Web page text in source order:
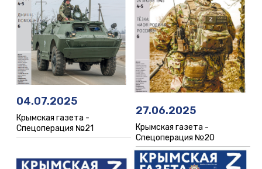
04.07.2025
Крымская газета -
Спецоперация №21
27.06.2025
Крымская газета -
Спецоперация №20